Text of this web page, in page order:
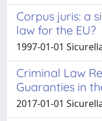
Corpus juris: a
law for the EU?
1997-01-01
Criminal Law
Guaranties in
2017-01-01